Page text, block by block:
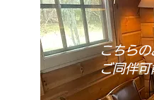
こちらの
ご同伴可